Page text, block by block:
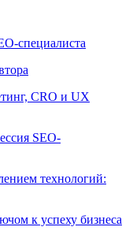
специалиста
CRO и UX
SEO-
технологий:
к успеху бизнеса